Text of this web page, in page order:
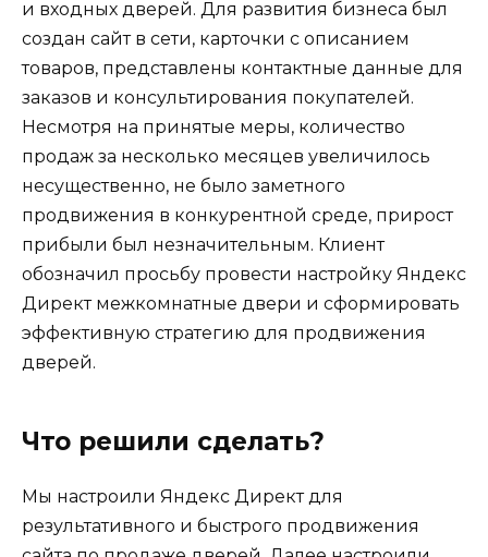
и входных дверей. Для развития бизнеса был
создан сайт в сети, карточки с описанием
товаров, представлены контактные данные для
заказов и консультирования покупателей.
Несмотря на принятые меры, количество
продаж за несколько месяцев увеличилось
несущественно, не было заметного
продвижения в конкурентной среде, прирост
прибыли был незначительным. Клиент
обозначил просьбу провести настройку Яндекс
Директ межкомнатные двери и сформировать
эффективную стратегию для продвижения
дверей.
Что решили сделать?
Мы настроили Яндекс Директ для
результативного и быстрого продвижения